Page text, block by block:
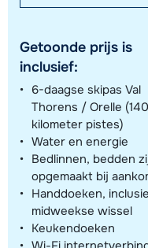
Getoonde prijs is
inclusief:
6-daagse skipas Val
Thorens / Orelle (140
kilometer pistes)
Water en energie
Bedlinnen, bedden
opgemaakt bij
Handdoeken,
midweekse wissel
Keukendoeken